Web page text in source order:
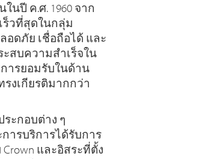
ปี ค.ศ. 1960 จาก
ร็วที่สุดในกลุ่ม
อดภัย เชื่อถือได้ และ
สบความสำเร็จใน
ารยอมรับในด้าน
งเกียรติมากกว่า
ะกอบต่าง ๆ
ารบริการได้รับการ
และอิสระที่ตั้ง